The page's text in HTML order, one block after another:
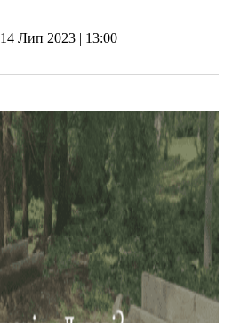
14 Лип 2023 | 13:00